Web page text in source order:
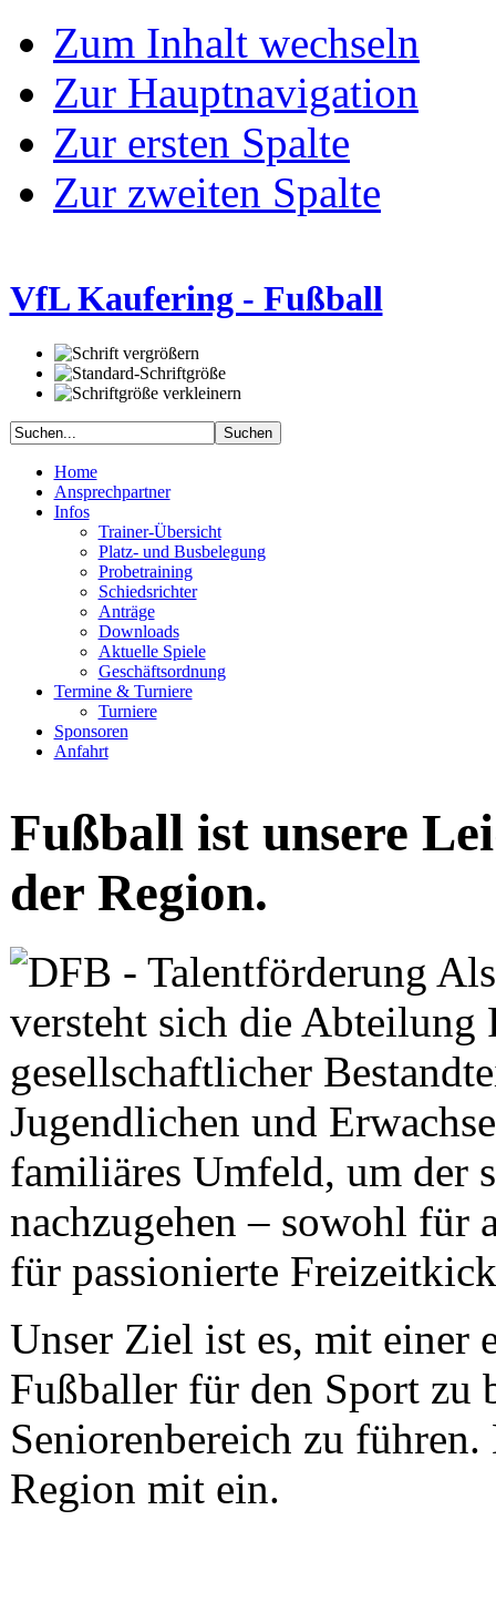
Zum Inhalt wechseln
Zur Hauptnavigation
Zur ersten Spalte
Zur zweiten Spalte
VfL Kaufering - Fußball
Home
Ansprechpartner
Infos
Trainer-Übersicht
Platz- und Busbelegung
Probetraining
Schiedsrichter
Anträge
Downloads
Aktuelle Spiele
Geschäftsordnung
Termine & Turniere
Turniere
Sponsoren
Anfahrt
Fußball ist unsere
der Region.
versteht sich die
gesellschaftlicher
Jugendlichen und
familiäres Umfeld, um der
nachzugehen – sowohl für
für passionierte
Unser Ziel ist es, mit einer
Fußballer für den Sport zu
Seniorenbereich zu
Region mit ein.